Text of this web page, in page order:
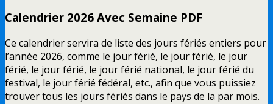
Calendrier 2026 Avec Semaine PDF
Ce calendrier servira de liste des jours fériés entiers pour
l’année 2026, comme le jour férié, le jour férié, le jour
férié, le jour férié, le jour férié national, le jour férié du
festival, le jour férié fédéral, etc., afin que vous puissiez
trouver tous les jours fériés dans le pays de la par mois.